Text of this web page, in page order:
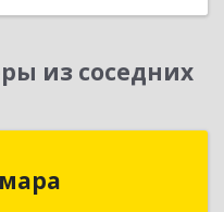
из соседних
Бит, Самара